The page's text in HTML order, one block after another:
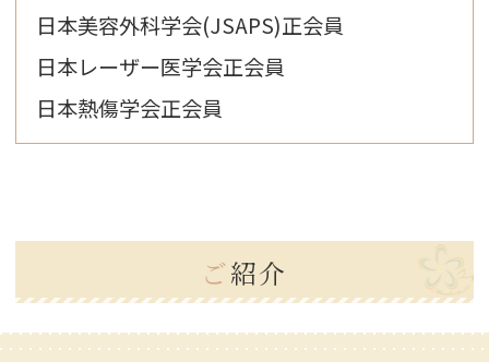
日本美容外科学会(JSAPS)正会員
日本レーザー医学会正会員
日本熱傷学会正会員
ご紹介